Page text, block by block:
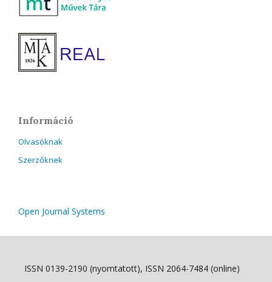
Információ
Olvasóknak
Szerzőknek
Open Journal Systems
ISSN 0139-2190 (nyomtatott), ISSN 2064-7484 (online)